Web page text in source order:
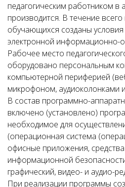
педагогическим работником в
производится. В течение
обучающихся созданы условия
электронной информационно-
Рабочее место
оборудовано персональным
компьютерной периферией
микрофоном, аудиоколонками
В состав программно-
включено (установлено)
необходимое для
(операционная система
офисные приложения,
информационной
графический, видео- и аудио-
При реализации программы